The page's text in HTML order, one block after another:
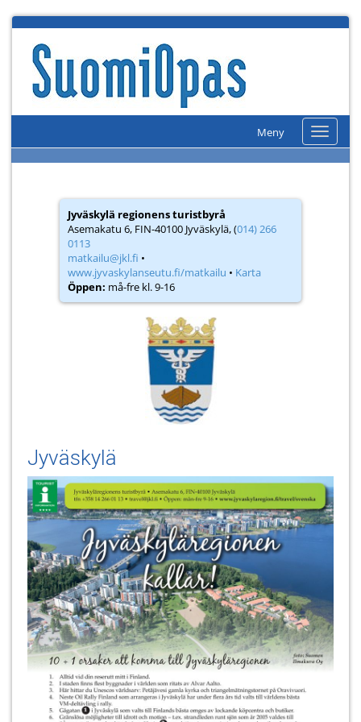
Meny Meny
Jyväskylä regionens turistbyrå
Asemakatu 6, FIN-40100 Jyväskylä, (014) 266
0113
matkailu@jkl.fi •
www.jyvaskylanseutu.fi/matkailu • Karta
Öppen: må-fre kl. 9-16
Jyväskylä